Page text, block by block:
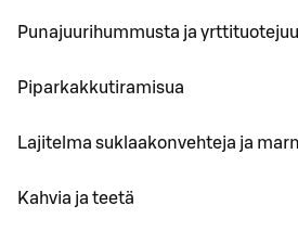
Punajuurihummusta ja
Piparkakkutiramisua
Lajitelma suklaakonvehteja ja
Kahvia ja teetä